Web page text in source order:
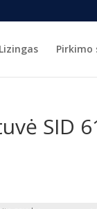
Lizingas Pirkimo
SID